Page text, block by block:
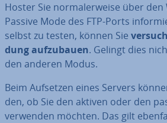
Hoster Sie nor­ma­ler­wei­se über den
Passive Mode des FTP-Ports
selbst zu testen, können Sie
dung auf­zu­bau­en. Gelingt dies
den anderen Modus.
Beim Aufsetzen eines Servers
den, ob Sie den aktiven oder den
verwenden möchten. Das gilt